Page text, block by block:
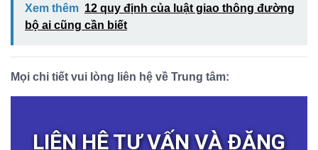
Xem thêm 12 quy định của luật giao thông đường
bộ ai cũng cần biết
Mọi chi tiết vui lòng liên hệ về Trung tâm:
LIÊN HỆ TƯ VẤN VÀ ĐĂNG